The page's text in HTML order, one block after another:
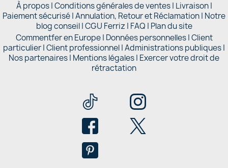
À propos|Conditions générales de ventes| Livraison|
Paiement sécurisé|Annulation, Retour et Réclamation| Notre
blog conseil|CGU Ferriz | FAQ | Plan du site
Commentfer en Europe| Données personnelles|Client
particulier|Client professionnel|Administrations publiques|
Nos partenaires | Mentions légales| Exercer votre droit de
rétractation